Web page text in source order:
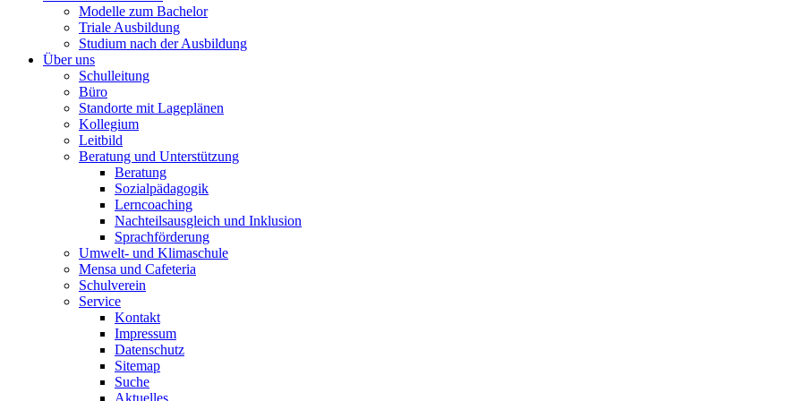
Modelle zum Bachelor
Triale Ausbildung
Studium nach der Ausbildung
Über uns
Schulleitung
Büro
Standorte mit Lageplänen
Kollegium
Leitbild
Beratung und Unterstützung
Beratung
Sozialpädagogik
Lerncoaching
Nachteilsausgleich und Inklusion
Sprachförderung
Umwelt- und Klimaschule
Mensa und Cafeteria
Schulverein
Service
Kontakt
Impressum
Datenschutz
Sitemap
Suche
Aktuelles